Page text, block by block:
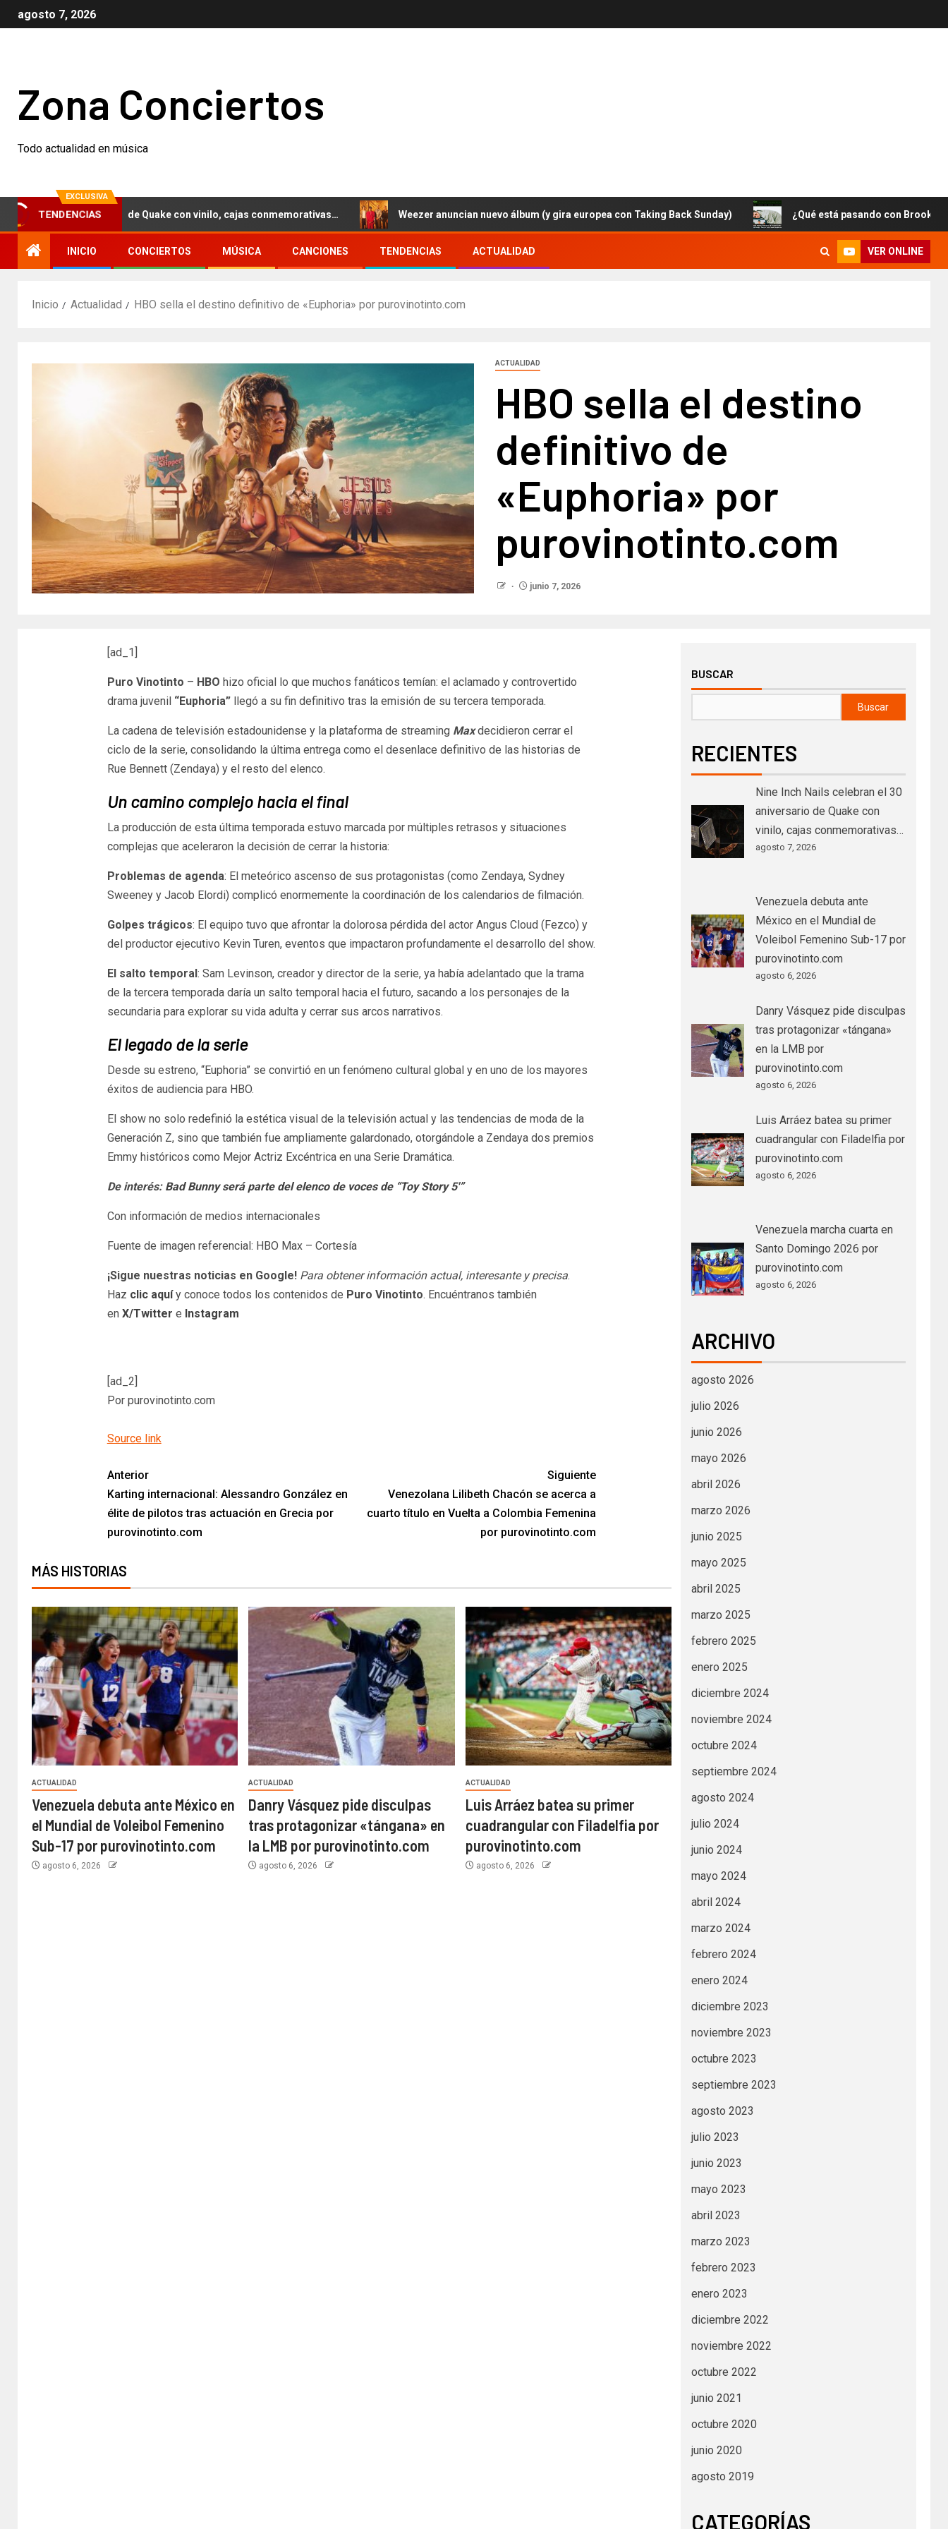
agosto 7, 2026
Zona Conciertos
Todo actualidad en música
EXCLUSIVA
TENDENCIAS
el 30 aniversario de Quake con vinilo, cajas conmemorativas… Weezer anuncian nuevo álbum (y gira europea con Taking Back Sunday) ¿Qué está pasando con Brooklyn Vegan?
INICIO CONCIERTOS MÚSICA CANCIONES TENDENCIAS ACTUALIDAD VER ONLINE
Inicio Actualidad HBO sella el destino definitivo de «Euphoria» por purovinotinto.com
ACTUALIDAD
HBO sella el destino
definitivo de
«Euphoria» por
purovinotinto.com
junio 7, 2026
[ad_1]
Puro Vinotinto – HBO hizo oficial lo que muchos fanáticos temían: el aclamado y controvertido
drama juvenil“Euphoria”llegó a su fin definitivo tras la emisión de su tercera temporada.
La cadena de televisión estadounidense y la plataforma de streaming Maxdecidieron cerrar el
ciclo de la serie, consolidando la última entrega como el desenlace definitivo de las historias de
Rue Bennett (Zendaya) y el resto del elenco.
Un camino complejo hacia el final
La producción de esta última temporada estuvo marcada por múltiples retrasos y situaciones
complejas que aceleraron la decisión de cerrar la historia:
Problemas de agenda: El meteórico ascenso de sus protagonistas (como Zendaya, Sydney
Sweeney y Jacob Elordi) complicó enormemente la coordinación de los calendarios de filmación.
Golpes trágicos: El equipo tuvo que afrontar la dolorosa pérdida del actor Angus Cloud (Fezco) y
del productor ejecutivo Kevin Turen, eventos que impactaron profundamente el desarrollo del show.
El salto temporal: Sam Levinson, creador y director de la serie, ya había adelantado que la trama
de la tercera temporada daría un salto temporal hacia el futuro, sacando a los personajes de la
secundaria para explorar su vida adulta y cerrar sus arcos narrativos.
El legado de la serie
Desde su estreno, “Euphoria” se convirtió en un fenómeno cultural global y en uno de los mayores
éxitos de audiencia para HBO.
El show no solo redefinió la estética visual de la televisión actual y las tendencias de moda de la
Generación Z, sino que también fue ampliamente galardonado, otorgándole a Zendaya dos premios
Emmy históricos como Mejor Actriz Excéntrica en una Serie Dramática.
De interés: Bad Bunny será parte del elenco de voces de “Toy Story 5′”
Con información de medios internacionales
Fuente de imagen referencial: HBO Max – Cortesía
¡Sigue nuestras noticias en Google! Para obtener información actual, interesante y precisa.
Haz clic aquíy conoce todos los contenidos de Puro Vinotinto. Encuéntranos también
en X/Twitter e Instagram
[ad_2]
Por purovinotinto.com
Source link
Anterior
Karting internacional: Alessandro González en
élite de pilotos tras actuación en Grecia por
purovinotinto.com
Siguiente
Venezolana Lilibeth Chacón se acerca a
cuarto título en Vuelta a Colombia Femenina
por purovinotinto.com
MÁS HISTORIAS
ACTUALIDAD
Venezuela debuta ante México en
el Mundial de Voleibol Femenino
Sub-17 por purovinotinto.com
agosto 6, 2026
ACTUALIDAD
Danry Vásquez pide disculpas
tras protagonizar «tángana» en
la LMB por purovinotinto.com
agosto 6, 2026
ACTUALIDAD
Luis Arráez batea su primer
cuadrangular con Filadelfia por
purovinotinto.com
agosto 6, 2026
BUSCAR
Buscar
RECIENTES
Nine Inch Nails celebran el 30
aniversario de Quake con
vinilo, cajas conmemorativas…
agosto 7, 2026
Venezuela debuta ante
México en el Mundial de
Voleibol Femenino Sub-17 por
purovinotinto.com
agosto 6, 2026
Danry Vásquez pide disculpas
tras protagonizar «tángana»
en la LMB por
purovinotinto.com
agosto 6, 2026
Luis Arráez batea su primer
cuadrangular con Filadelfia por
purovinotinto.com
agosto 6, 2026
Venezuela marcha cuarta en
Santo Domingo 2026 por
purovinotinto.com
agosto 6, 2026
ARCHIVO
agosto 2026
julio 2026
junio 2026
mayo 2026
abril 2026
marzo 2026
junio 2025
mayo 2025
abril 2025
marzo 2025
febrero 2025
enero 2025
diciembre 2024
noviembre 2024
octubre 2024
septiembre 2024
agosto 2024
julio 2024
junio 2024
mayo 2024
abril 2024
marzo 2024
febrero 2024
enero 2024
diciembre 2023
noviembre 2023
octubre 2023
septiembre 2023
agosto 2023
julio 2023
junio 2023
mayo 2023
abril 2023
marzo 2023
febrero 2023
enero 2023
diciembre 2022
noviembre 2022
octubre 2022
junio 2021
octubre 2020
junio 2020
agosto 2019
CATEGORÍAS